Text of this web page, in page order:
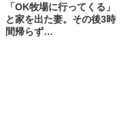
「OK牧場に行ってくる」
と家を出た妻。その後3時
間帰らず…